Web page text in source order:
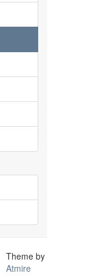
Theme by
Atmire